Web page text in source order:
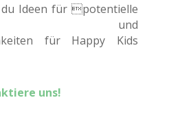
Ideen für potentielle
und
für Happy Kids
uns!